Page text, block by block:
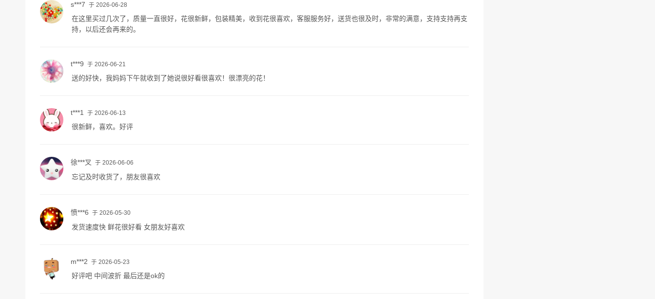
s***7 于 2026-06-28
在这里买过几次了，质量一直很好，花很新鲜，包装精美，收到花很喜欢，客服服务好，送货也很及时，非常的满意，支持支持再支
持，以后还会再来的。
t***9 于 2026-06-21
送的好快，我妈妈下午就收到了她说很好看很喜欢！很漂亮的花！
t***1 于 2026-06-13
很新鲜，喜欢。好评
徐***叉 于 2026-06-06
忘记及时收货了，朋友很喜欢
愤***6 于 2026-05-30
发货速度快 鲜花很好看 女朋友好喜欢
m***2 于 2026-05-23
好评吧 中间波折 最后还是ok的